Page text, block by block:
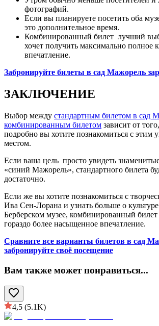
фотографий.
Если вы планируете посетить оба
это дополнительное время.
Комбинированный билет лучший
хочет получить максимально полное
впечатление.
Забронируйте билеты в сад Мажорель
ЗАКЛЮЧЕНИЕ
Выбор между стандартным билетом в сад
комбинированным билетом зависит от
подробно вы хотите познакомиться с этим
местом.
Если ваша цель просто увидеть
«синий Мажорель», стандартного билета
достаточно.
Если же вы хотите познакомиться с
Ива Сен-Лорана и узнать больше о
Берберском музее, комбинированный
гораздо более насыщенное впечатление.
Сравните все варианты билетов в сад
забронируйте своё посещение
Вам также может понравиться...
4,5 (5.1K)